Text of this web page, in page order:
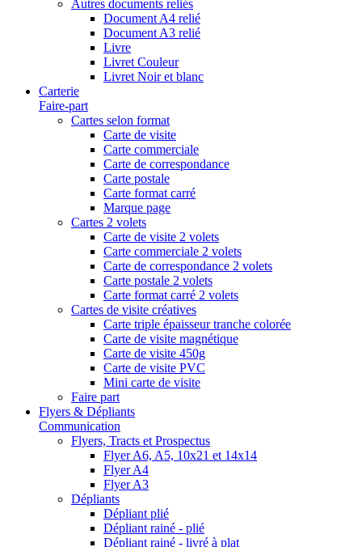
Autres documents reliés
Document A4 relié
Document A3 relié
Livre
Livret Couleur
Livret Noir et blanc
Carterie
Faire-part
Cartes selon format
Carte de visite
Carte commerciale
Carte de correspondance
Carte postale
Carte format carré
Marque page
Cartes 2 volets
Carte de visite 2 volets
Carte commerciale 2 volets
Carte de correspondance 2 volets
Carte postale 2 volets
Carte format carré 2 volets
Cartes de visite créatives
Carte triple épaisseur tranche colorée
Carte de visite magnétique
Carte de visite 450g
Carte de visite PVC
Mini carte de visite
Faire part
Flyers & Dépliants
Communication
Flyers, Tracts et Prospectus
Flyer A6, A5, 10x21 et 14x14
Flyer A4
Flyer A3
Dépliants
Dépliant plié
Dépliant rainé - plié
Dépliant rainé - livré à plat